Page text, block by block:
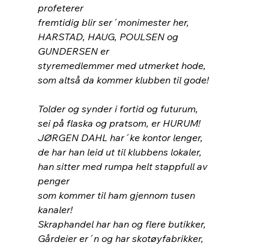
profeterer
fremtidig blir ser´monimester her,
HARSTAD, HAUG, POULSEN og
GUNDERSEN er
styremedlemmer med utmerket hode,
som altså da kommer klubben til gode!
Tolder og synder i fortid og futurum,
sei på flaska og pratsom, er HURUM!
JØRGEN DAHL har´ke kontor lenger,
de har han leid ut til klubbens lokaler,
han sitter med rumpa helt stappfull av
penger
som kommer til ham gjennom tusen
kanaler!
Skraphandel har han og flere butikker,
Gårdeier er´n og har skotøyfabrikker,